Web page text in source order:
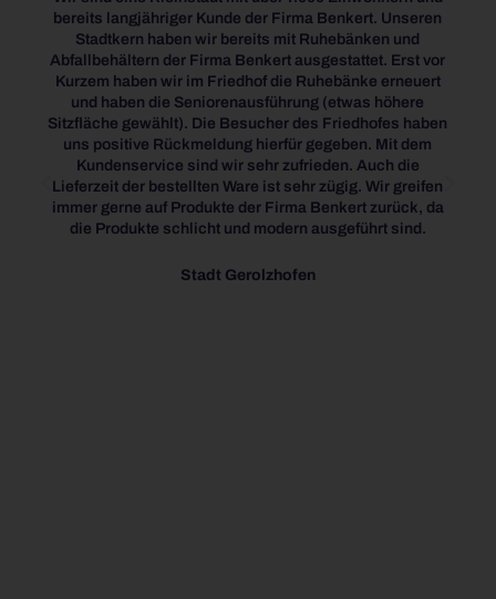
bereits langjähriger Kunde der Firma Benkert. Unseren
Stadtkern haben wir bereits mit Ruhebänken und
Abfallbehältern der Firma Benkert ausgestattet. Erst vor
Kurzem haben wir im Friedhof die Ruhebänke erneuert
und haben die Seniorenausführung (etwas höhere
Sitzfläche gewählt). Die Besucher des Friedhofes haben
uns positive Rückmeldung hierfür gegeben. Mit dem
Kundenservice sind wir sehr zufrieden. Auch die
Lieferzeit der bestellten Ware ist sehr zügig. Wir greifen
immer gerne auf Produkte der Firma Benkert zurück, da
die Produkte schlicht und modern ausgeführt sind.
Stadt Gerolzhofen